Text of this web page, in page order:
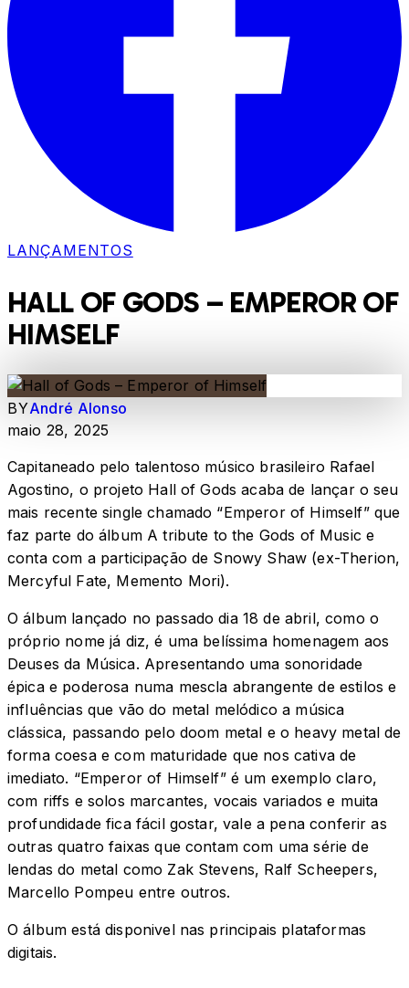
LANÇAMENTOS
HALL OF GODS – EMPEROR OF
HIMSELF
BYAndré Alonso
maio 28, 2025
Capitaneado pelo talentoso músico brasileiro Rafael
Agostino, o projeto Hall of Gods acaba de lançar o seu
mais recente single chamado “Emperor of Himself” que
faz parte do álbum A tribute to the Gods of Music e
conta com a participação de Snowy Shaw (ex-Therion,
Mercyful Fate, Memento Mori).
O álbum lançado no passado dia 18 de abril, como o
próprio nome já diz, é uma belíssima homenagem aos
Deuses da Música. Apresentando uma sonoridade
épica e poderosa numa mescla abrangente de estilos e
influências que vão do metal melódico a música
clássica, passando pelo doom metal e o heavy metal de
forma coesa e com maturidade que nos cativa de
imediato. “Emperor of Himself” é um exemplo claro,
com riffs e solos marcantes, vocais variados e muita
profundidade fica fácil gostar, vale a pena conferir as
outras quatro faixas que contam com uma série de
lendas do metal como Zak Stevens, Ralf Scheepers,
Marcello Pompeu entre outros.
O álbum está disponivel nas principais plataformas
digitais.